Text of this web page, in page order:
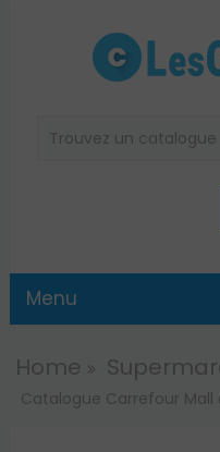
Menu
Home
Catalogue Carrefour Mall